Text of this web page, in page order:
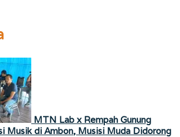
MTN Lab x Rempah Gunung
Musik di Ambon, Musisi Muda Didorong